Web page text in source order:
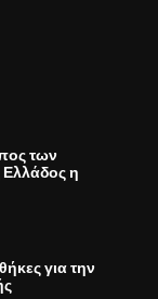
των
η
για την